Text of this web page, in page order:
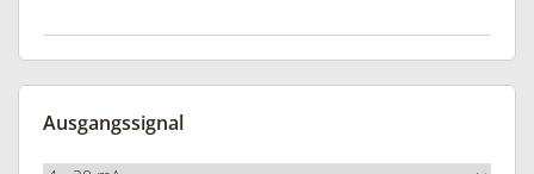
Ausgangssignal